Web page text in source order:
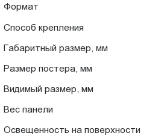
Формат
Способ крепления
Габаритный размер, мм
Размер постера, мм
Видимый размер, мм
Вес панели
Освещенность на поверхности